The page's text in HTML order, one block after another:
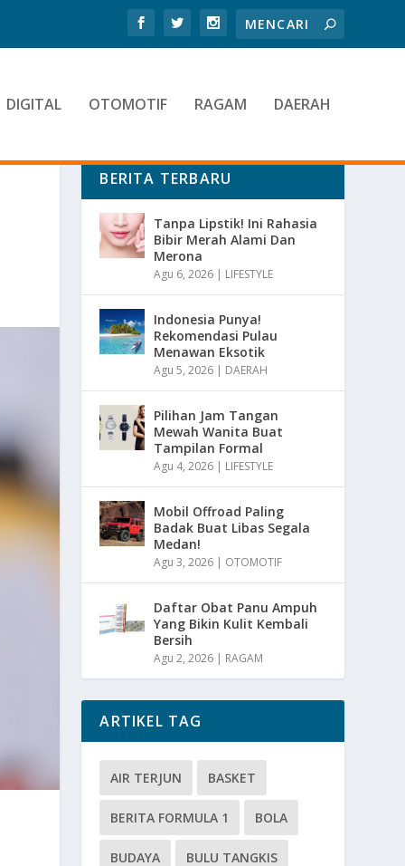
DIGITAL OTOMOTIF RAGAM DAERAH
BERITA TERBARU
Tanpa Lipstik! Ini Rahasia
Bibir Merah Alami Dan
Merona
Agu 6, 2026 | LIFESTYLE
Indonesia Punya!
Rekomendasi Pulau
Menawan Eksotik
Agu 5, 2026 | DAERAH
Pilihan Jam Tangan
Mewah Wanita Buat
Tampilan Formal
Agu 4, 2026 | LIFESTYLE
Mobil Offroad Paling
Badak Buat Libas Segala
Medan!
Agu 3, 2026 | OTOMOTIF
Daftar Obat Panu Ampuh
Yang Bikin Kulit Kembali
Bersih
Agu 2, 2026 | RAGAM
ARTIKEL TAG
AIR TERJUN BASKET
BERITA FORMULA 1 BOLA
BUDAYA BULU TANGKIS